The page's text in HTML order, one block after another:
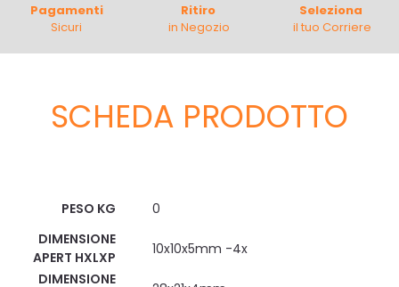
Pagamenti
Sicuri
Ritiro
in Negozio
Seleziona
il tuo Corriere
SCHEDA PRODOTTO
PESO KG
0
DIMENSIONE
APERT HXLXP
10x10x5mm -4x
DIMENSIONE